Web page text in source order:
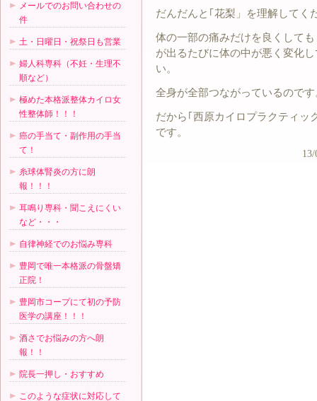
だんだんと｢花梨」を理解してく
体の一部の痛みだけを良くして
が出るたびに体の中が悪く変化
い。
全身が全部つながっているのです
だから｢西原カイロプラクティッ
です。
メールでのお問い合わせの
件
土・日曜日・祝祭日も営業
婦人科専科（不妊・生理不
順など）
極めた本格派整体カイロ女
性整体師！！！
癌の手当て・副作用の手当
て！
糸球体腎炎の方に朗
報！！！
耳鳴り専科・聞こえにくい
など・・・
自律神経でのお悩み専科
豊岡で唯一本格派の骨盤矯
正院！
豊岡市コープにて初の予防
医学の講座！！！
酒さでお悩みの方へ朗
報！！
院長一押し・おすすめ
このような症状に対応して